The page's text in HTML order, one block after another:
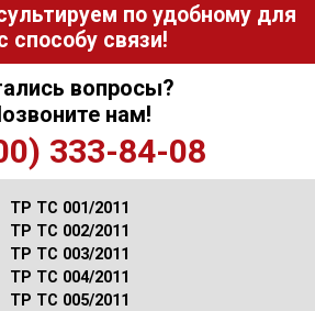
по удобному для
способу связи!
вопросы?
нам!
333-84-08
ТР ТС 001/2011
ТР ТС 002/2011
ТР ТС 003/2011
ТР ТС 004/2011
ТР ТС 005/2011